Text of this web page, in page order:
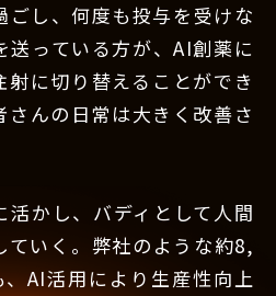
し、何度も投与を受けな
送っている方が、AI創薬に
射に切り替えることができ
さんの日常は大きく改善さ
かし、バディとして人間
ていく。弊社のような約8,
AI活用により生産性向上